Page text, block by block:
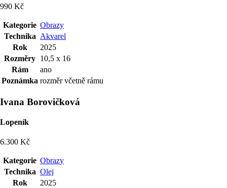
990 Kč
Kategorie Obrazy
Technika Akvarel
Rok
2025
Rozměry 10,5 x 16
Rám
ano
Poznámka rozměr včetně rámu
Ivana Borovičková
Lopeník
6.300 Kč
Kategorie Obrazy
Technika Olej
Rok
2025